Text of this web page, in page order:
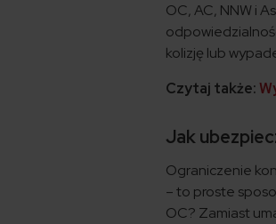
OC, AC, NNW i
kolizję lub
Czytaj także:
Jak
Ograniczenie
– to proste
OC? Zamiast